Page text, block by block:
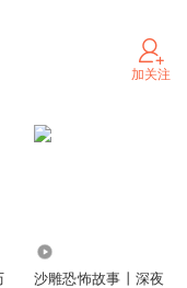
加关注
沙雕恐怖故事丨深夜